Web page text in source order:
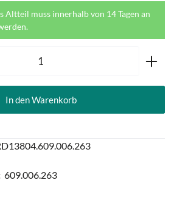
Altteil muss innerhalb von 14 Tagen an
den gewünschten Wert ein oder
In den Warenkorb
609.006.263